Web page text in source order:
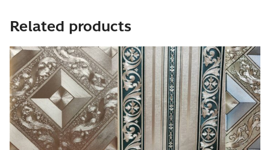
Related products